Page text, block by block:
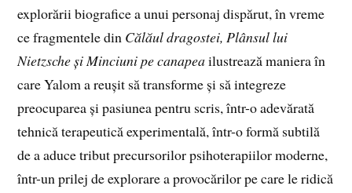
explorării biografice a unui personaj dispărut, în vreme
ce fragmentele din Călăul dragostei, Plânsul lui
Nietzsche și Minciuni pe canapeailustrează maniera în
care Yalom a reușit să transforme și să integreze
preocuparea și pasiunea pentru scris, într-o adevărată
tehnică terapeutică experimentală, într-o formă subtilă
de a aduce tribut precursorilor psihoterapiilor moderne,
într-un prilej de explorare a provocărilor pe care le ridică